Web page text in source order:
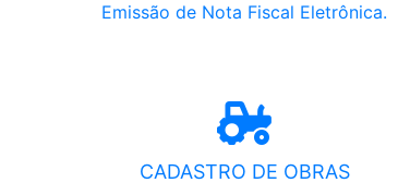
Emissão de Nota Fiscal Eletrônica.
CADASTRO DE OBRAS